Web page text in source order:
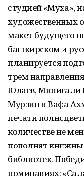
студией «Муха»,
художественных
макет будущего
башкирском и
планируется
трем
Юлаев, Минигали
Мурзин и Вафа
печати
количестве не
пополнят
библиотек.
номинациях: